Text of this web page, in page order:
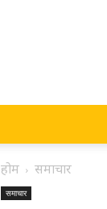
होम समाचार
समाचार